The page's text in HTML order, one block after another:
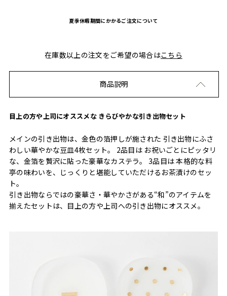
夏季休暇期間にかかるご注文について
在庫数以上の注文をご希望の場合はこちら
商品説明
目上の方や上司にオススメな きらびやかな引き出物セット
メインの引き出物は、金色の箔押しが施された 引き出物にふさ
わしい華やかな豆皿4枚セット。 2品目は お祝いごとにピッタリ
な、金箔を贅沢に貼った豪華なカステラ。 3品目は 本格的な料
亭の味わいを、じっくりと堪能していただけるお茶漬けのセッ
ト。
引き出物ならではの豪華さ・華やかさがある“和”のアイテムを
揃えたセットは、目上の方や上司への引き出物にオススメ。